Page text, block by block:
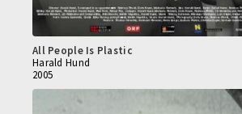
All People Is Plastic
Harald Hund
2005